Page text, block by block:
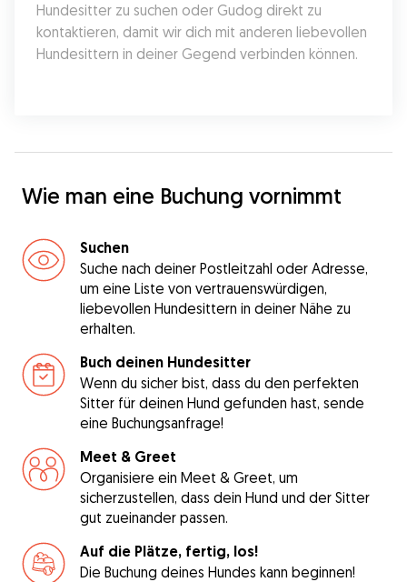
Hundesitter zu suchen oder Gudog direkt zu
kontaktieren, damit wir dich mit anderen liebevollen
Hundesittern in deiner Gegend verbinden können.
Wie man eine Buchung vornimmt
Suchen
Suche nach deiner Postleitzahl oder Adresse,
um eine Liste von vertrauenswürdigen,
liebevollen Hundesittern in deiner Nähe zu
erhalten.
Buch deinen Hundesitter
Wenn du sicher bist, dass du den perfekten
Sitter für deinen Hund gefunden hast, sende
eine Buchungsanfrage!
Meet & Greet
Organisiere ein Meet & Greet, um
sicherzustellen, dass dein Hund und der Sitter
gut zueinander passen.
Auf die Plätze, fertig, los!
Die Buchung deines Hundes kann beginnen!